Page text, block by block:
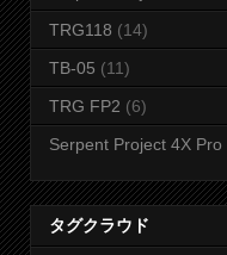
TRG118 (14)
TB-05 (11)
TRG FP2 (6)
Serpent Project 4X Pro
タグクラウド